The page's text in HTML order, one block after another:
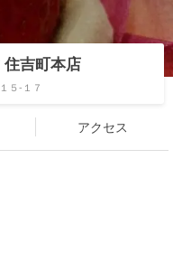
住吉町本店
５-１７
アクセス